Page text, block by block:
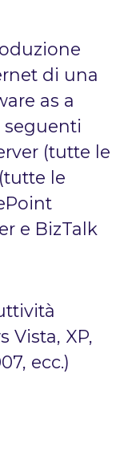
di una
as a
seguenti
(tutte le
le
e BizTalk
Vista, XP,
ecc.)